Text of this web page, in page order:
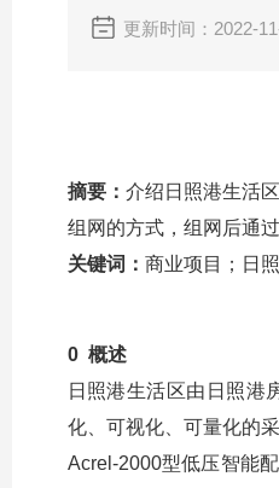
更新时间：2022-
摘要： 介绍日照港生活
组网的方式，组网后通
关键词： 商业项目；日
0 概述
日照港生活区由日照港
化、可视化、可量化的
Acrel-2000型低压智能